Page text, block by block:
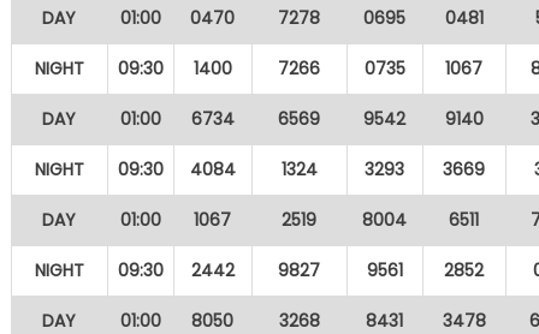
DAY 01:00 0470 7278 0695 0481
NIGHT 09:30 1400 7266 0735 1067
DAY 01:00 6734 6569 9542 9140
NIGHT 09:30 4084 1324 3293 3669
DAY 01:00 1067 2519 8004 6511
NIGHT 09:30 2442 9827 9561 2852
DAY 01:00 8050 3268 8431 3478